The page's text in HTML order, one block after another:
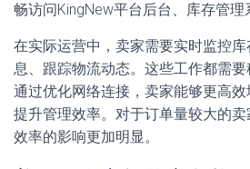
畅访问KingNew平台后台、库存管理
在实际运营中，卖家需要实时监控
息、跟踪物流动态。这些工作都需要
通过优化网络连接，卖家能够更高效
提升管理效率。对于订单量较大的
效率的影响更加明显。